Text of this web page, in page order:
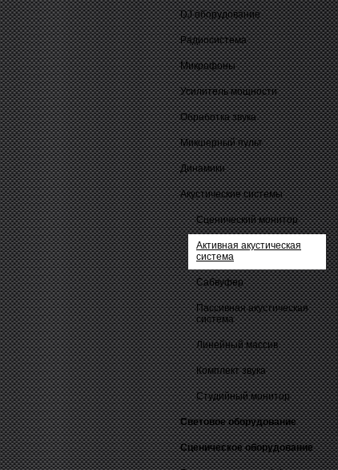
DJ оборудование
Радиосистема
Микрофоны
Усилитель мощности
Обработка звука
Микшерный пульт
Динамики
Акустические системы
Сценический монитор
Активная акустическая
система
Сабвуфер
Пассивная акустическая
система
Линейный массив
Комплект звука
Студийный монитор
Световое оборудование
Сценическое оборудование